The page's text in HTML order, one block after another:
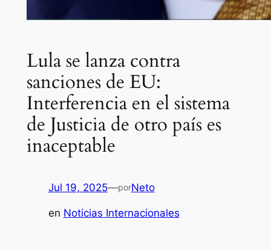
Lula se lanza contra
sanciones de EU:
Interferencia en el sistema
de Justicia de otro país es
inaceptable
Jul 19, 2025—porNeto
en Noticias Internacionales